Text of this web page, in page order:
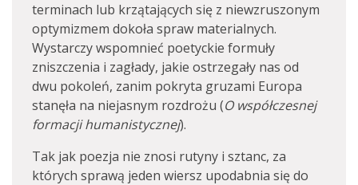
terminach lub krzątających się z niewzruszonym
optymizmem dokoła spraw materialnych.
Wystarczy wspomnieć poetyckie formuły
zniszczenia i zagłady, jakie ostrzegały nas od
dwu pokoleń, zanim pokryta gruzami Europa
stanęła na niejasnym rozdrożu (O współczesnej
formacji humanistycznej).
Tak jak poezja nie znosi rutyny i sztanc, za
których sprawą jeden wiersz upodabnia się do